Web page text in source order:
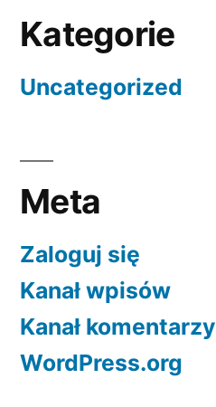
Kategorie
Uncategorized
Meta
Zaloguj się
Kanał wpisów
Kanał komentarzy
WordPress.org